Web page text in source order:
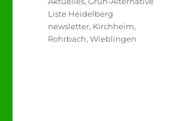
Liste Heidelberg
newsletter, Kirchheim,
Rohrbach,Wieblingen